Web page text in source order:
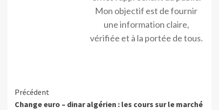
Mon objectif est de fournir
une information claire,
vérifiée et à la portée de tous.
Précédent
Change euro – dinar algérien : les cours sur le marché